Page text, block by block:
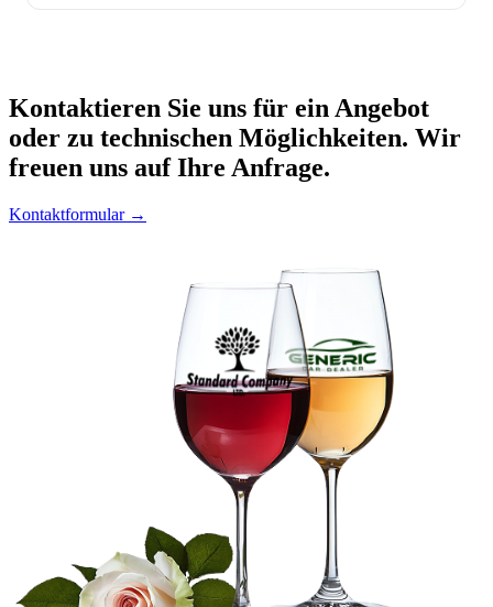
Kontaktieren Sie uns für ein Angebot
oder zu technischen Möglichkeiten. Wir
freuen uns auf Ihre Anfrage.
Kontaktformular →